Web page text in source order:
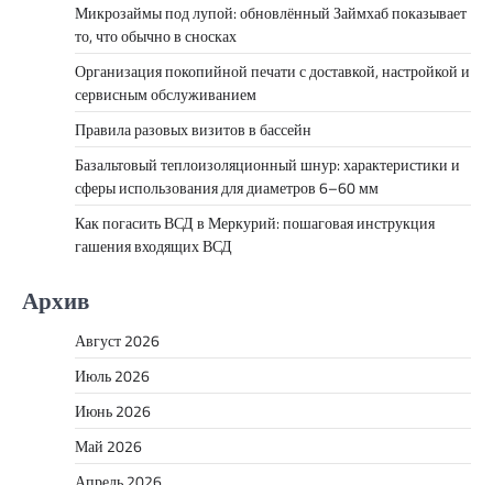
Микрозаймы под лупой: обновлённый Займхаб показывает
то, что обычно в сносках
Организация покопийной печати с доставкой, настройкой и
сервисным обслуживанием
Правила разовых визитов в бассейн
Базальтовый теплоизоляционный шнур: характеристики и
сферы использования для диаметров 6–60 мм
Как погасить ВСД в Меркурий: пошаговая инструкция
гашения входящих ВСД
Архив
Август 2026
Июль 2026
Июнь 2026
Май 2026